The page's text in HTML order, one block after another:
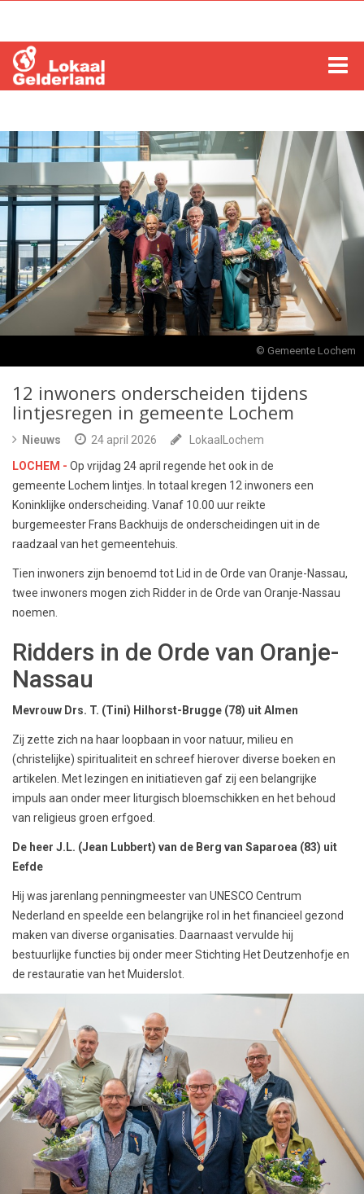
LOCHEM
ZUTPHEN
COLUMNS
RADIO
© Gemeente Lochem
12 inwoners onderscheiden tijdens
lintjesregen in gemeente Lochem
Nieuws 24 april 2026
LokaalLochem
LOCHEM - Op vrijdag 24 april regende het ook in de
gemeente Lochem lintjes. In totaal kregen 12 inwoners een
Koninklijke onderscheiding. Vanaf 10.00 uur reikte
burgemeester Frans Backhuijs de onderscheidingen uit in de
raadzaal van het gemeentehuis.
Tien inwoners zijn benoemd tot Lid in de Orde van Oranje-Nassau,
twee inwoners mogen zich Ridder in de Orde van Oranje-Nassau
noemen.
Ridders in de Orde van Oranje-
Nassau
Mevrouw Drs. T. (Tini) Hilhorst-Brugge (78) uit Almen
Zij zette zich na haar loopbaan in voor natuur, milieu en
(christelijke) spiritualiteit en schreef hierover diverse boeken en
artikelen. Met lezingen en initiatieven gaf zij een belangrijke
impuls aan onder meer liturgisch bloemschikken en het behoud
van religieus groen erfgoed.
De heer J.L. (Jean Lubbert) van de Berg van Saparoea (83) uit
Eefde
Hij was jarenlang penningmeester van UNESCO Centrum
Nederland en speelde een belangrijke rol in het financieel gezond
maken van diverse organisaties. Daarnaast vervulde hij
bestuurlijke functies bij onder meer Stichting Het Deutzenhofje en
de restauratie van het Muiderslot.